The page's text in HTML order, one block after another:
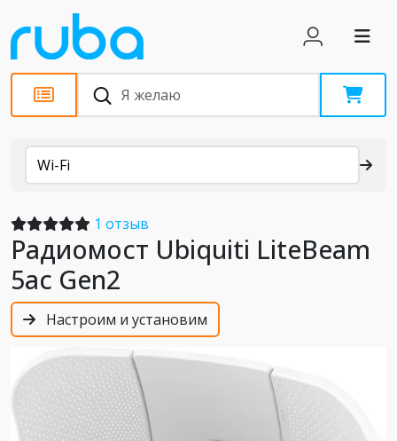
Каталог
Wi-Fi
1 отзыв
Радиомост Ubiquiti LiteBeam
5ac Gen2
Настроим и установим